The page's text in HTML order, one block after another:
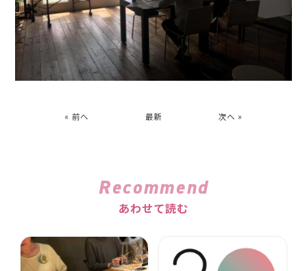
« 前へ 最新 次へ »
Recommend
あわせて読む